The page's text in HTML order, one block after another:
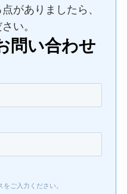
がありましたら、
い。